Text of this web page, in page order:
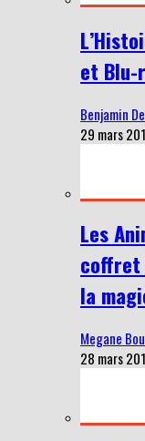
et Blu-
Benjamin
29 mars
Les
coffret
la
Megane
28 mars